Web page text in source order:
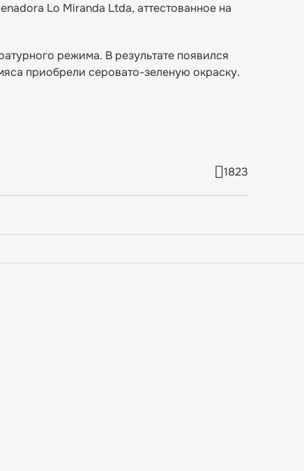
Lo Miranda Ltda, аттестованное на
режима. В результате появился
приобрели серовато-зеленую окраску.
1823